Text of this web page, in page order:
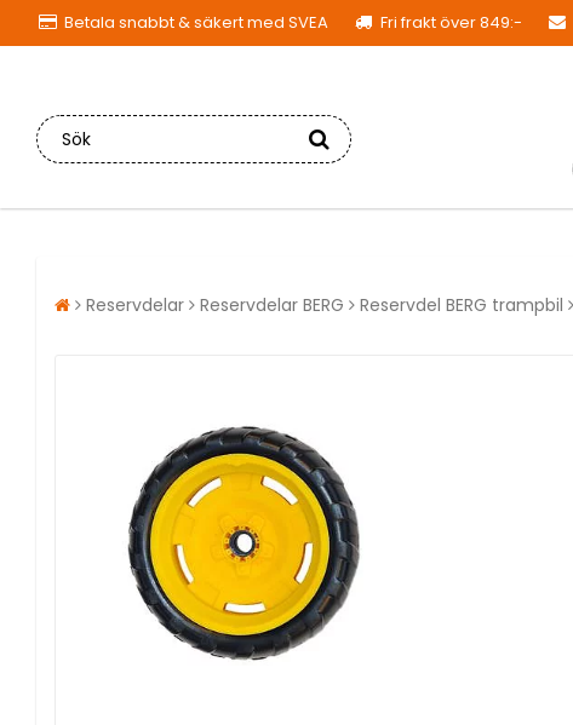
Betala snabbt & säkert med SVEA Fri frakt över 849:-
Reservdelar Reservdelar BERG Reservdel BERG trampbil